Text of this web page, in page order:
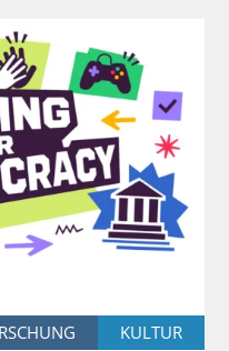
KULTUR